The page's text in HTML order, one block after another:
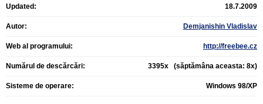
Updated: 18.7.2009
Autor: Demjanishin Vladislav
Web al programului: http://freebee.cz
Numărul de descărcări: 3395x (săptămâna aceasta: 8x)
Sisteme de operare: Windows 98/XP